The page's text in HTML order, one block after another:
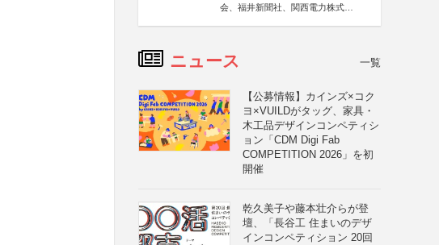
会、福井新聞社、関西電力株式会
ニュース 一覧
【公募情報】カインズ×コク
ヨ×VUILDがタッグ、家具・
木工品デザインコンペティシ
ョン「CDM Digi Fab
COMPETITION 2026」を初
開催
乾久美子や藤本壮介らが登
壇、「長谷工 住まいのデザ
インコンペティション 20回